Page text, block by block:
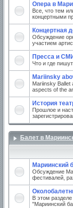
Опера в
Все, что тем
концертными
Концертная
Обсуждение
участием
Пресса и
Что и где
Mariinsky
Mariinsky Ballet
aspects of the
История
Прошлое и
Балет в
Мариинский
Обсуждение
фестивалей,
В этом
"Мариинский